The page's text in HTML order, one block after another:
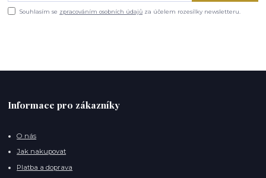
Souhlasím se zpracováním osobních údajů za účelem rozesílky newsletteru.
Informace pro zákazníky
O nás
Jak nakupovat
Platba a doprava